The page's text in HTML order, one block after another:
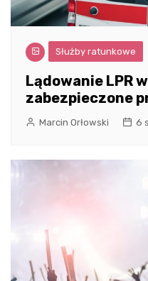
Służby ratunkowe
Lądowanie LPR
zabezpieczone
Marcin Orłowski 6